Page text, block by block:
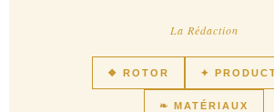
La Rédaction
❖ ROTOR ✦
❧ MATÉRIAUX